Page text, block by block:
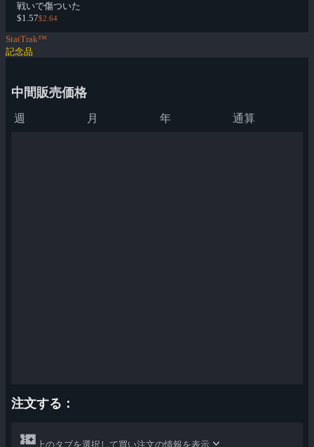
戦いで傷ついた
$1.57$2.64
StatTrak™
記念品
中間販売価格
週 月 年 通算
注文する：
上のタブを選択して買い注文の情報を表示